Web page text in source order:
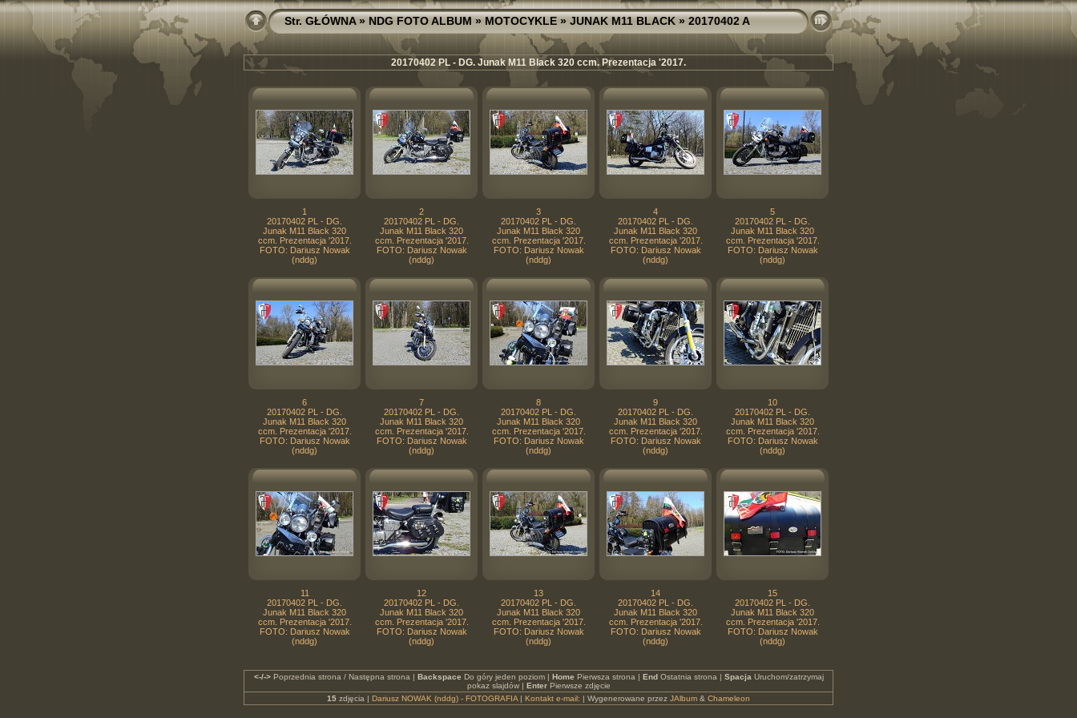
Str. GŁÓWNA»NDG FOTO ALBUM»MOTOCYKLE»JUNAK M11 BLACK» 20170402 A
20170402 PL - DG. Junak M11 Black 320 ccm. Prezentacja '2017.
1
20170402 PL - DG.
Junak M11 Black 320
ccm. Prezentacja '2017.
FOTO: Dariusz Nowak
(nddg)
2
20170402 PL - DG.
Junak M11 Black 320
ccm. Prezentacja '2017.
FOTO: Dariusz Nowak
(nddg)
3
20170402 PL - DG.
Junak M11 Black 320
ccm. Prezentacja '2017.
FOTO: Dariusz Nowak
(nddg)
4
20170402 PL - DG.
Junak M11 Black 320
ccm. Prezentacja '2017.
FOTO: Dariusz Nowak
(nddg)
5
20170402 PL - DG.
Junak M11 Black 320
ccm. Prezentacja '2017.
FOTO: Dariusz Nowak
(nddg)
6
20170402 PL - DG.
Junak M11 Black 320
ccm. Prezentacja '2017.
FOTO: Dariusz Nowak
(nddg)
7
20170402 PL - DG.
Junak M11 Black 320
ccm. Prezentacja '2017.
FOTO: Dariusz Nowak
(nddg)
8
20170402 PL - DG.
Junak M11 Black 320
ccm. Prezentacja '2017.
FOTO: Dariusz Nowak
(nddg)
9
20170402 PL - DG.
Junak M11 Black 320
ccm. Prezentacja '2017.
FOTO: Dariusz Nowak
(nddg)
10
20170402 PL - DG.
Junak M11 Black 320
ccm. Prezentacja '2017.
FOTO: Dariusz Nowak
(nddg)
11
20170402 PL - DG.
Junak M11 Black 320
ccm. Prezentacja '2017.
FOTO: Dariusz Nowak
(nddg)
12
20170402 PL - DG.
Junak M11 Black 320
ccm. Prezentacja '2017.
FOTO: Dariusz Nowak
(nddg)
13
20170402 PL - DG.
Junak M11 Black 320
ccm. Prezentacja '2017.
FOTO: Dariusz Nowak
(nddg)
14
20170402 PL - DG.
Junak M11 Black 320
ccm. Prezentacja '2017.
FOTO: Dariusz Nowak
(nddg)
15
20170402 PL - DG.
Junak M11 Black 320
ccm. Prezentacja '2017.
FOTO: Dariusz Nowak
(nddg)
<-/->Poprzednia strona / Następna strona | Backspace Do góry jeden poziom | Home Pierwsza strona | EndOstatnia strona | Spacja Uruchom/zatrzymaj
pokaz slajdów | EnterPierwsze zdjęcie
15 zdjęcia | Dariusz NOWAK (nddg) - FOTOGRAFIA | Kontakt e-mail: | Wygenerowane przez JAlbum & Chameleon